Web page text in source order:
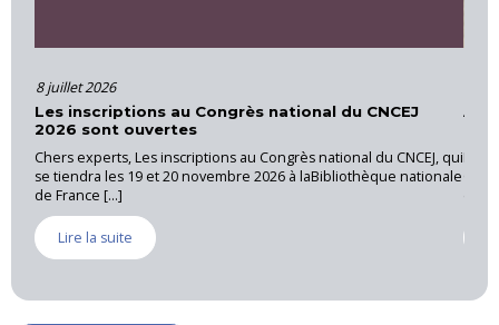
juillet 2026
inscriptions au Congrès national du CNCEJ
sont ouvertes
experts, Les inscriptions au Congrès national du CNCEJ, qui
tiendra les 19 et 20 novembre 2026 à laBibliothèque nationale
France [...]
Lire la suite
Actions
La CNEJI
Cannet
Lire la